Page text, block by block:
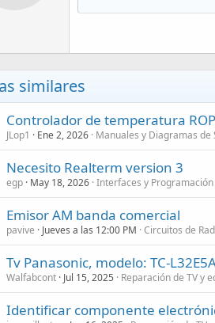
similares
Controlador de temperatura
JLop1 Ene 2, 2026 Manuales y Diagramas de
Necesito Realterm version 3
egp May 18, 2026 Interfaces y Programación
Emisor AM banda comercial
pavive Jueves a las 12:00 PM Circuitos de
Tv Panasonic, modelo: TC-
Walfabcont Jul 15, 2025 Reparación de TV y
Identificar componente